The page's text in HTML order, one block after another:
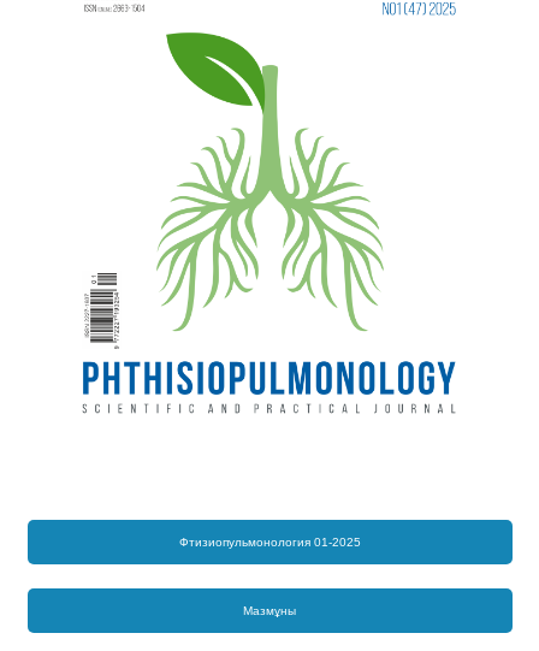
Фтизиопульмонология 01-2025
Мазмұны